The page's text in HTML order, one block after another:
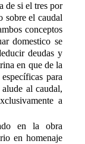
de si el tres por
sobre el caudal
conceptos
domestico se
deudas y
en que de la
para
al caudal,
a
en la obra
en homenaje